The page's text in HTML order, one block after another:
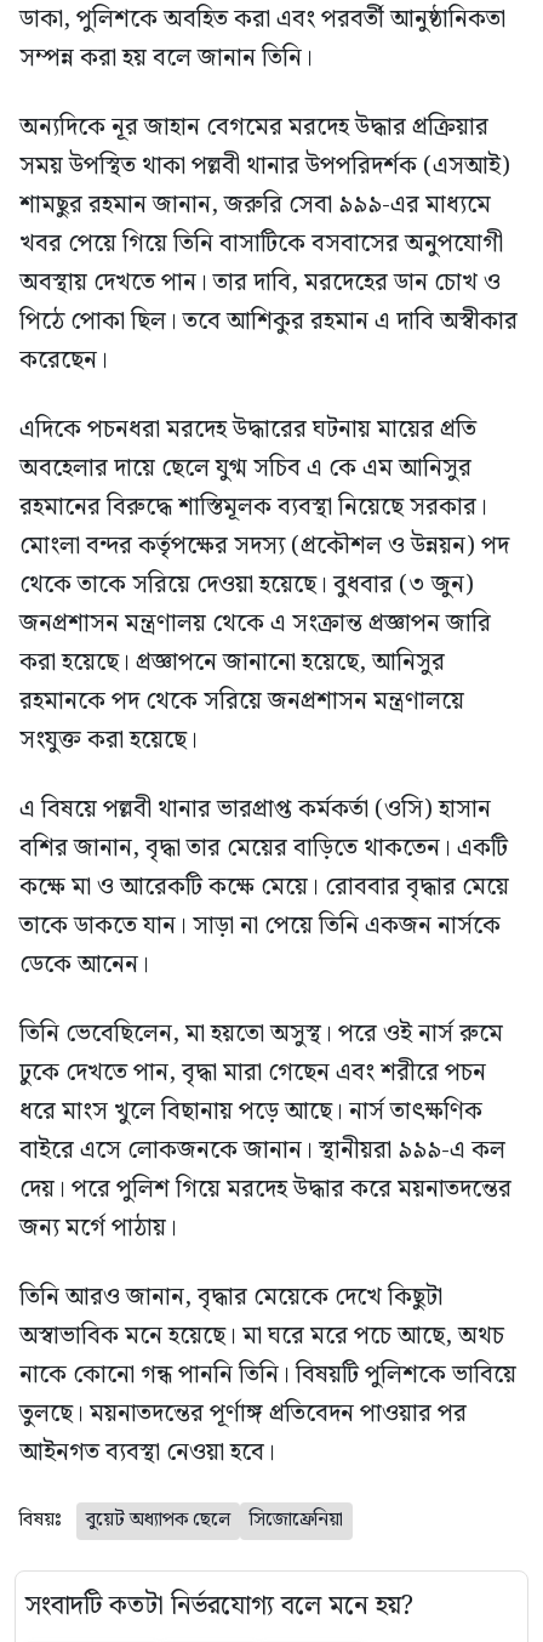
ডাকা, পুলিশকে অবহিত করা এবং পরবর্তী আনুষ্ঠানিকতা
সম্পন্ন করা হয় বলে জানান তিনি।
অন্যদিকে নূর জাহান বেগমের মরদেহ উদ্ধার প্রক্রিয়ার
সময় উপস্থিত থাকা পল্লবী থানার উপপরিদর্শক (এসআই)
শামছুর রহমান জানান, জরুরি সেবা ৯৯৯-এর মাধ্যমে
খবর পেয়ে গিয়ে তিনি বাসাটিকে বসবাসের অনুপযোগী
অবস্থায় দেখতে পান। তার দাবি, মরদেহের ডান চোখ ও
পিঠে পোকা ছিল। তবে আশিকুর রহমান এ দাবি অস্বীকার
করেছেন।
এদিকে পচনধরা মরদেহ উদ্ধারের ঘটনায় মায়ের প্রতি
অবহেলার দায়ে ছেলে যুগ্ম সচিব এ কে এম আনিসুর
রহমানের বিরুদ্ধে শাস্তিমূলক ব্যবস্থা নিয়েছে সরকার।
মোংলা বন্দর কর্তৃপক্ষের সদস্য (প্রকৌশল ও উন্নয়ন) পদ
থেকে তাকে সরিয়ে দেওয়া হয়েছে। বুধবার (৩ জুন)
জনপ্রশাসন মন্ত্রণালয় থেকে এ সংক্রান্ত প্রজ্ঞাপন জারি
করা হয়েছে। প্রজ্ঞাপনে জানানো হয়েছে, আনিসুর
রহমানকে পদ থেকে সরিয়ে জনপ্রশাসন মন্ত্রণালয়ে
সংযুক্ত করা হয়েছে।
এ বিষয়ে পল্লবী থানার ভারপ্রাপ্ত কর্মকর্তা (ওসি) হাসান
বশির জানান, বৃদ্ধা তার মেয়ের বাড়িতে থাকতেন। একটি
কক্ষে মা ও আরেকটি কক্ষে মেয়ে। রোববার বৃদ্ধার মেয়ে
তাকে ডাকতে যান। সাড়া না পেয়ে তিনি একজন নার্সকে
ডেকে আনেন।
তিনি ভেবেছিলেন, মা হয়তো অসুস্থ। পরে ওই নার্স রুমে
ঢুকে দেখতে পান, বৃদ্ধা মারা গেছেন এবং শরীরে পচন
ধরে মাংস খুলে বিছানায় পড়ে আছে। নার্স তাৎক্ষণিক
বাইরে এসে লোকজনকে জানান। স্থানীয়রা ৯৯৯-এ কল
দেয়। পরে পুলিশ গিয়ে মরদেহ উদ্ধার করে ময়নাতদন্তের
জন্য মর্গে পাঠায়।
তিনি আরও জানান, বৃদ্ধার মেয়েকে দেখে কিছুটা
অস্বাভাবিক মনে হয়েছে। মা ঘরে মরে পচে আছে, অথচ
নাকে কোনো গন্ধ পাননি তিনি। বিষয়টি পুলিশকে ভাবিয়ে
তুলছে। ময়নাতদন্তের পূর্ণাঙ্গ প্রতিবেদন পাওয়ার পর
আইনগত ব্যবস্থা নেওয়া হবে।
বিষয়ঃ বুয়েট অধ্যাপক ছেলে সিজোফ্রেনিয়া
সংবাদটি কতটা নির্ভরযোগ্য বলে মনে হয়?